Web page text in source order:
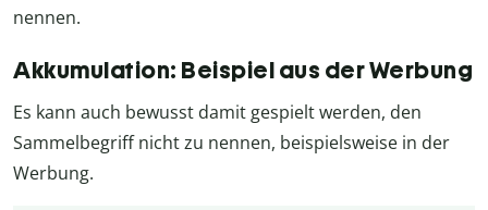
nennen.
Akkumulation: Beispiel aus der Werbung
Es kann auch bewusst damit gespielt werden, den
Sammelbegriff nicht zu nennen, beispielsweise in der
Werbung.